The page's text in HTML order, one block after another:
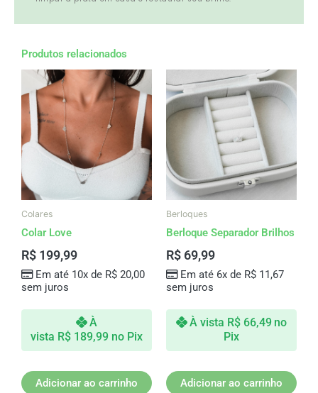
Produtos relacionados
Colares
Colar Love
R$ 199,99
Em até 10x de R$20,00
sem juros
À
vista R$ 189,99 no Pix
Adicionar ao carrinho
Berloques
Berloque Separador Brilhos
R$ 69,99
Em até 6x de R$11,67
sem juros
À vista R$66,49 no
Pix
Adicionar ao carrinho